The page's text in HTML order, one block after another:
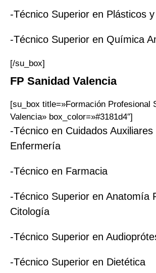
-Técnico Superior en Plásticos
-Técnico Superior en Química
[/su_box]
FP Sanidad Valencia
[su_box title=»Formación Profesional
Valencia» box_color=»#3181d4″]
-Técnico en Cuidados Auxiliares
Enfermería
-Técnico en Farmacia
-Técnico Superior en Anatomía
Citología
-Técnico Superior en
-Técnico Superior en Dietética